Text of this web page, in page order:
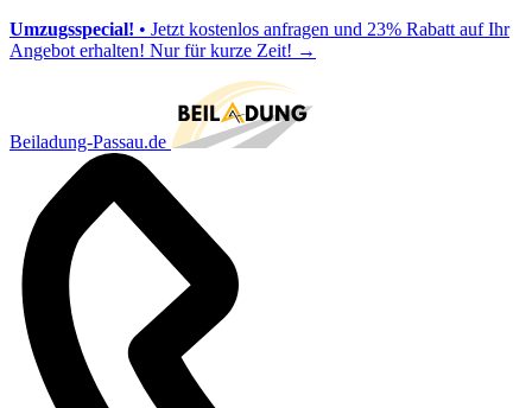
Umzugsspecial! • Jetzt kostenlos anfragen und 23% Rabatt auf Ihr
Angebot erhalten! Nur für kurze Zeit! →
Beiladung-Passau.de